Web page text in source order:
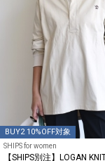
BUY2 10%OFF対象
SHIPS for women
【SHIPS別注】LOGAN